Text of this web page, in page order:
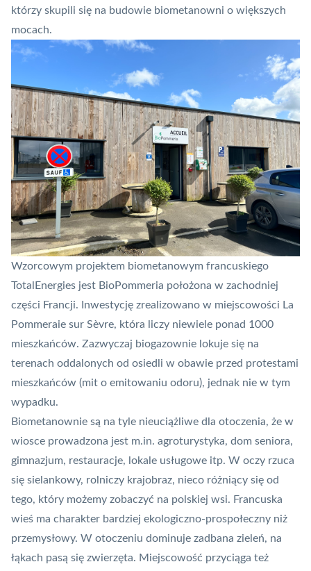
którzy skupili się na budowie biometanowni o większych
mocach.
Wzorcowym projektem biometanowym francuskiego
TotalEnergies jest BioPommeria położona w zachodniej
części Francji. Inwestycję zrealizowano w miejscowości La
Pommeraie sur Sèvre, która liczy niewiele ponad 1000
mieszkańców. Zazwyczaj biogazownie lokuje się na
terenach oddalonych od osiedli w obawie przed protestami
mieszkańców (mit o emitowaniu odoru), jednak nie w tym
wypadku.
Biometanownie są na tyle nieuciążliwe dla otoczenia, że w
wiosce prowadzona jest m.in. agroturystyka, dom seniora,
gimnazjum, restauracje, lokale usługowe itp. W oczy rzuca
się sielankowy, rolniczy krajobraz, nieco różniący się od
tego, który możemy zobaczyć na polskiej wsi. Francuska
wieś ma charakter bardziej ekologiczno-prospołeczny niż
przemysłowy. W otoczeniu dominuje zadbana zieleń, na
łąkach pasą się zwierzęta. Miejscowość przyciąga też